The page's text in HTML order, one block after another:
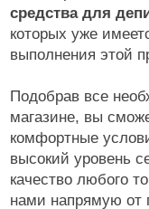
средства для
которых уже
выполнения этой
Подобрав все
магазине, вы
комфортные
высокий уровень
качество любого
нами напрямую от